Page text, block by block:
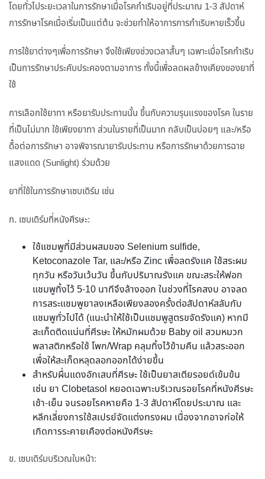
โดยทั่วไประยะเวลาในการรักษาเมื่อโรคกำเริบอยู่ที่ประมาณ 1-3 สัปดาห์
การรักษาโรคเมื่อเริ่มเป็นแต่ต้น จะช่วยทำให้อาการการกำเริบหายเร็วขึ้น
การใช้ยาต่างๆเพื่อการรักษา จึงใช้เพียงช่วงเวลาสั้นๆ เฉพาะเมื่อโรคกำเริบ
เป็นการรักษาประคับประคองตามอาการ ทั้งนี้เพื่อลดผลข้างเคียงของยาที่
ใช้
การเลือกใช้ยาทา หรือยารับประทานนั้น ขึ้นกับความรุนแรงของโรค ในราย
ที่เป็นไม่มาก ใช้เพียงยาทา ส่วนในรายที่เป็นมาก กลับเป็นบ่อยๆ และ/หรือ
ดื้อต่อการรักษา อาจพิจารณายารับประทาน หรือการรักษาด้วยการฉาย
แสงแดด (Sunlight) ร่วมด้วย
ยาที่ใช้ในการรักษาเซบเดิร์ม เช่น
ก. เซบเดิร์มที่หนังศีรษะ:
ใช้แชมพูที่มีส่วนผสมของ Selenium sulfide,
Ketoconazole Tar, และ/หรือ Zinc เพื่อลดรังแค ใช้สระผม
ทุกวัน หรือวันเว้นวัน ขึ้นกับปริมาณรังแค ขณะสระให้ฟอก
แชมพูทิ้งไว้ 5-10 นาทีจึงล้างออก ในช่วงที่โรคสงบ อาจลด
การสระแชมพูยาลงเหลือเพียงสองครั้งต่อสัปดาห์สลับกับ
แชมพูทั่วไปได้ (แนะนำให้ใช้เป็นแชมพูสูตรขจัดรังแค) หากมี
สะเก็ดติดแน่นที่ศีรษะ ให้หมักผมด้วย Baby oil สวมหมวก
พลาสติกหรือใช้ โพก/Wrap คลุมทิ้งไว้ข้ามคืน แล้วสระออก
เพื่อให้สะเก็ดหลุดลอกออกได้ง่ายขึ้น
สำหรับผื่นแดงอักเสบที่ศีรษะ ใช้เป็นยาสเตียรอยด์เข้มข้น
เช่น ยา Clobetasol หยอดเฉพาะบริเวณรอยโรคที่หนังศีรษะ
เช้า-เย็น จนรอยโรคหายคือ 1-3 สัปดาห์โดยประมาณ และ
หลีกเลี่ยงการใช้สเปรย์จัดแต่งทรงผม เนื่องจากอาจก่อให้
เกิดการระคายเคืองต่อหนังศีรษะ
ข. เซบเดิร์มบริเวณใบหน้า: